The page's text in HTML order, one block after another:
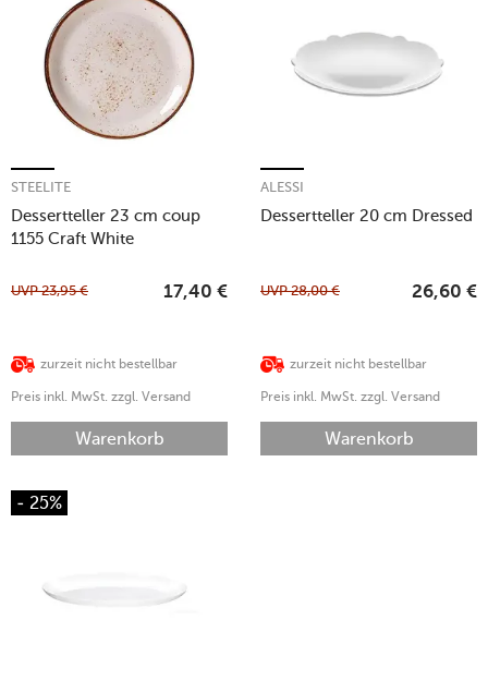
Dessertteller 23 cm coup
1155 Craft White
STEELITE
zurzeit nicht bestellbar
UVP23,95 € 17,40 €
Preis inkl. MwSt. zzgl. Versand
Warenkorb
Dessertteller 20 cm Dressed
ALESSI
zurzeit nicht bestellbar
UVP28,00 € 26,60 €
Preis inkl. MwSt. zzgl. Versand
Warenkorb
- 25%